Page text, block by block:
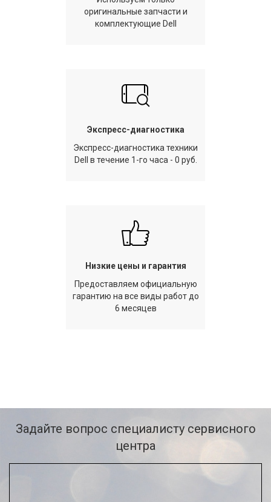
оригинальные запчасти и
комплектующие Dell
Экспресс-диагностика
Экспресс-диагностика техники
Dell в течение 1-го часа - 0 руб.
Низкие цены и гарантия
Предоставляем официальную
гарантию на все виды работ до
6 месяцев
Задайте вопрос специалисту сервисного
центра